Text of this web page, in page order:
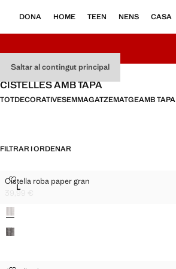
Saltar al contingut principal
DONA HOME TEEN NENS CASA
CISTELLES AMB TAPA
TOTDECORATIVESEMMAGATZEMATGEAMB TAPA
FILTRAR I ORDENAR
Talles
LCISTELLA ROBA PAPER GRAN
Cistella roba paper gran
CISTELLA ROBA PAPER GRAN
39,99 €
Colors